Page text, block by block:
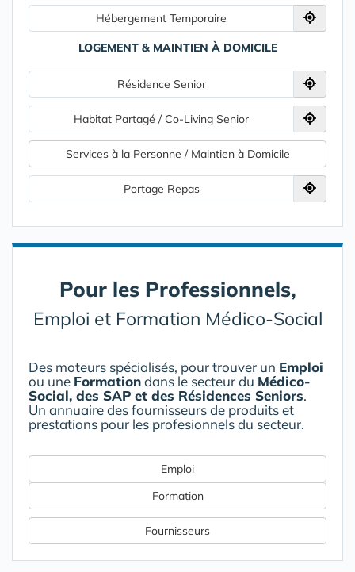
Hébergement Temporaire
LOGEMENT & MAINTIEN À DOMICILE
Résidence Senior
Habitat Partagé / Co-Living Senior
Services à la Personne / Maintien à Domicile
Portage Repas
Pour les Professionnels,
Emploi et Formation Médico-Social
Des moteurs spécialisés, pour trouver un Emploi
ou une Formationdans le secteur du Médico-
Social, des SAP et des Résidences Seniors.
Un annuaire des fournisseurs de produits et
prestations pour les profesionnels du secteur.
Emploi
Formation
Fournisseurs